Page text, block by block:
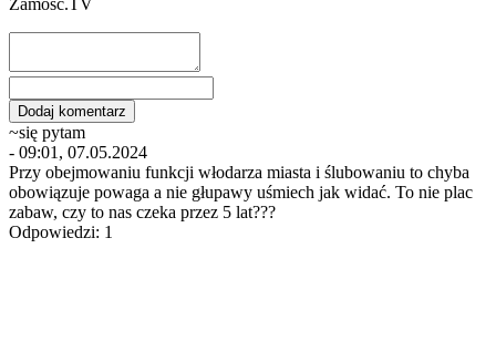
~się pytam
- 09:01, 07.05.2024
Przy obejmowaniu funkcji włodarza miasta i ślubowaniu to chyba
obowiązuje powaga a nie głupawy uśmiech jak widać. To nie plac
zabaw, czy to nas czeka przez 5 lat???
Odpowiedzi: 1